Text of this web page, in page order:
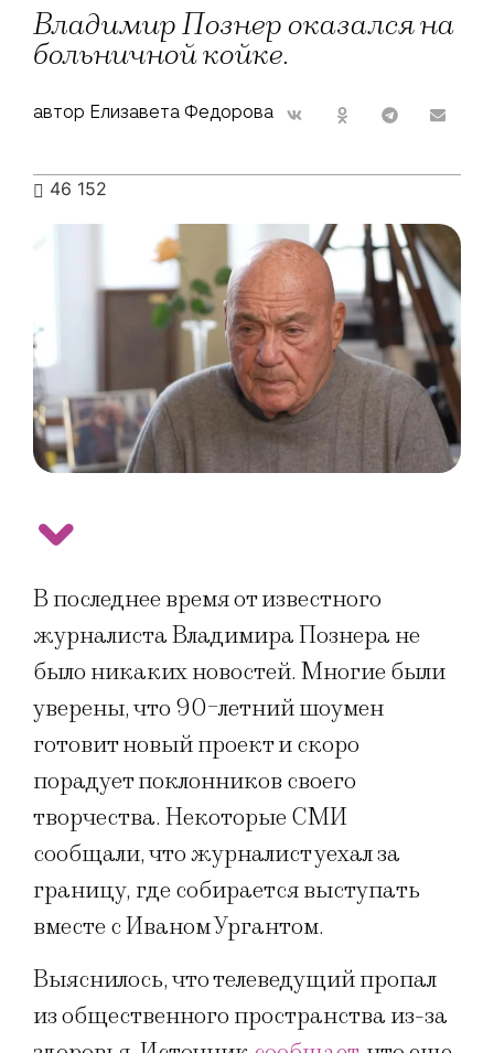
Владимир Познер оказался на
больничной койке.
автор Елизавета Федорова
46 152
В последнее время от известного
журналиста Владимира Познера не
было никаких новостей. Многие были
уверены, что 90-летний шоумен
готовит новый проект и скоро
порадует поклонников своего
творчества. Некоторые СМИ
сообщали, что журналист уехал за
границу, где собирается выступать
вместе с Иваном Ургантом.
Выяснилось, что телеведущий пропал
из общественного пространства из-за